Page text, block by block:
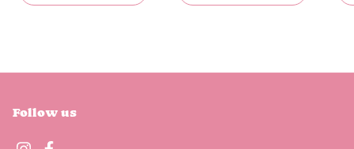
Follow us